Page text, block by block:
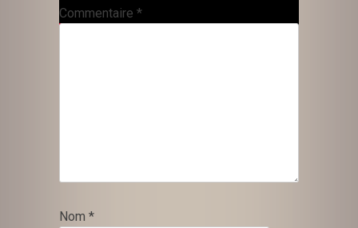
Commentaire *
Nom *